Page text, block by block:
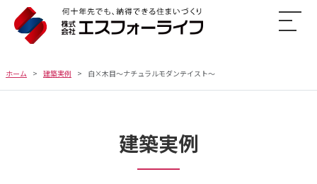
ホーム 建築実例 白×木目〜ナチュラルモダンテイスト〜
建築実例